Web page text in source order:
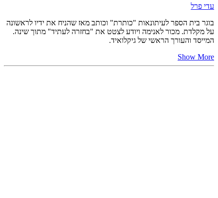
עדי פרל
בוגר בית הספר לעיתונאות "כותרת" וכותב מאז שהניח את ידיו לראשונה
על מקלדת. מכור לאנימה ויודע לצטט את "בחזרה לעתיד" מתוך שינה.
המייסד והעורך הראשי של גיקלואיד.
Show More